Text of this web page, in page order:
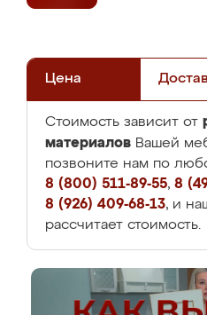
Цена
Стоимость зависит от
материалов Вашей
позвоните нам по
8 (800) 511-89-55, 8
8 (926) 409-68-13, и
рассчитает стоимость.